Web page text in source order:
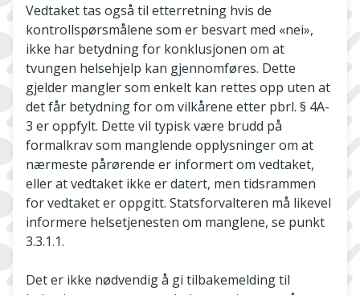
Vedtaket tas også til etterretning hvis de
kontrollspørsmålene som er besvart med «nei»,
ikke har betydning for konklusjonen om at
tvungen helsehjelp kan gjennomføres. Dette
gjelder mangler som enkelt kan rettes opp uten at
det får betydning for om vilkårene etter pbrl. § 4A-
3 er oppfylt. Dette vil typisk være brudd på
formalkrav som manglende opplysninger om at
nærmeste pårørende er informert om vedtaket,
eller at vedtaket ikke er datert, men tidsrammen
for vedtaket er oppgitt. Statsforvalteren må likevel
informere helsetjenesten om manglene, se punkt
3.3.1.1.
Det er ikke nødvendig å gi tilbakemelding til